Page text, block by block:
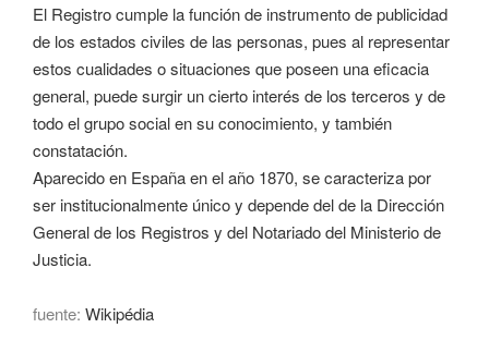
El Registro cumple la función de instrumento de publicidad
de los estados civiles de las personas, pues al representar
estos cualidades o situaciones que poseen una eficacia
general, puede surgir un cierto interés de los terceros y de
todo el grupo social en su conocimiento, y también
constatación.
Aparecido en España en el año 1870, se caracteriza por
ser institucionalmente único y depende del de la Dirección
General de los Registros y del Notariado del Ministerio de
Justicia.
fuente: Wikipédia